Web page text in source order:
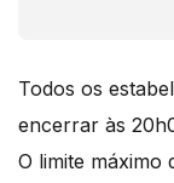
Todos os
encerrar às
O limite máximo